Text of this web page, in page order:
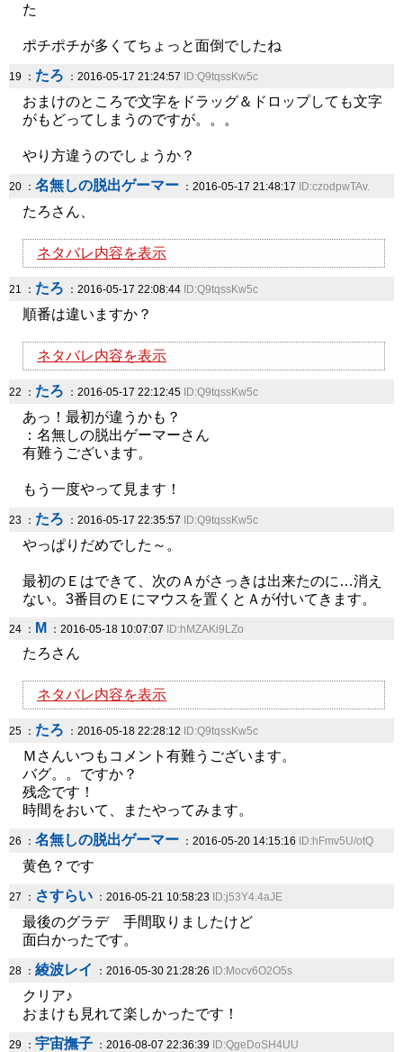
た
ポチポチが多くてちょっと面倒でしたね
19 ： たろ ：2016-05-17 21:24:57 ID:Q9tqssKw5c
おまけのところで文字をドラッグ＆ドロップしても文字
がもどってしまうのですが。。。
やり方違うのでしょうか？
20 ： 名無しの脱出ゲーマー ：2016-05-17 21:48:17 ID:czodpwTAv.
たろさん、
ネタバレ内容を表示
21 ： たろ ：2016-05-17 22:08:44 ID:Q9tqssKw5c
順番は違いますか？
ネタバレ内容を表示
22 ： たろ ：2016-05-17 22:12:45 ID:Q9tqssKw5c
あっ！最初が違うかも？
：名無しの脱出ゲーマーさん
有難うございます。
もう一度やって見ます！
23 ： たろ ：2016-05-17 22:35:57 ID:Q9tqssKw5c
やっぱりだめでした～。
最初のＥはできて、次のＡがさっきは出来たのに…消え
ない。3番目のＥにマウスを置くとＡが付いてきます。
24 ： M ：2016-05-18 10:07:07 ID:hMZAKi9LZo
たろさん
ネタバレ内容を表示
25 ： たろ ：2016-05-18 22:28:12 ID:Q9tqssKw5c
Ｍさんいつもコメント有難うございます。
バグ。。ですか？
残念です！
時間をおいて、またやってみます。
26 ： 名無しの脱出ゲーマー ：2016-05-20 14:15:16 ID:hFmv5U/otQ
黄色？です
27 ： さすらい ：2016-05-21 10:58:23 ID:j53Y4.4aJE
最後のグラデ 手間取りましたけど
面白かったです。
28 ： 綾波レイ ：2016-05-30 21:28:26 ID:Mocv6O2O5s
クリア♪
おまけも見れて楽しかったです！
29 ： 宇宙撫子 ：2016-08-07 22:36:39 ID:QgeDoSH4UU